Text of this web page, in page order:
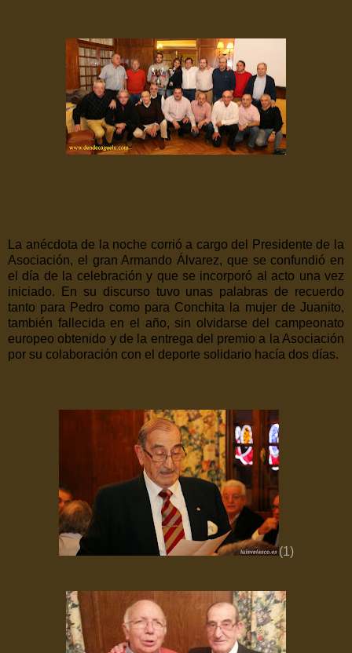
La anécdota de la noche corrió a cargo del Presidente de la
Asociación, el gran Armando Álvarez, que se confundió en
el día de la celebración y que se incorporó al acto una vez
iniciado. En su discurso tuvo unas palabras de recuerdo
tanto para Pedro como para Conchita la mujer de Juanito,
también fallecida en el año, sin olvidarse del campeonato
europeo obtenido y de la entrega del premio a la Asociación
por su colaboración con el deporte solidario hacía dos días.
(1)